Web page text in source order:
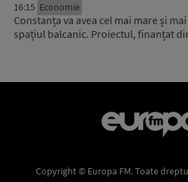
16:15 Economie
Constanța va avea cel mai mare și
spațiul balcanic. Proiectul, finanțat
Copyright © Europa FM. Toate